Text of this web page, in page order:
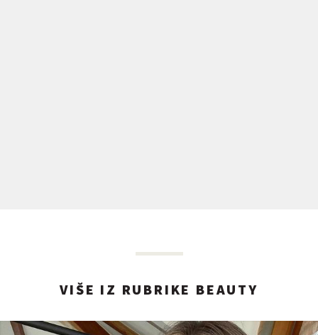
VIŠE IZ RUBRIKE BEAUTY